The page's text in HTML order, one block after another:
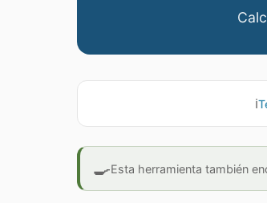
ℹ️
🍳Esta herramienta también